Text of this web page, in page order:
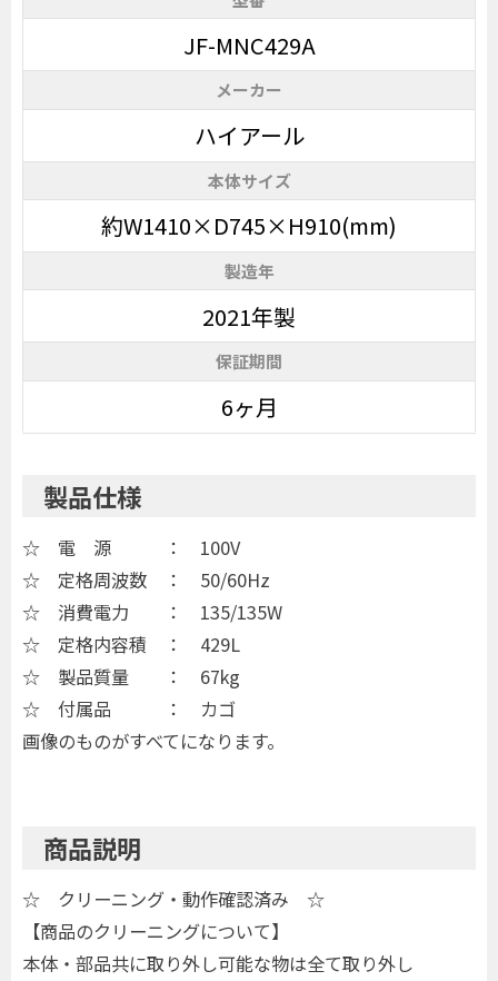
JF-MNC429A
メーカー
ハイアール
本体サイズ
約W1410×D745×H910(mm)
製造年
2021年製
保証期間
6ヶ月
製品仕様
☆ 電 源 ： 100V
☆ 定格周波数 ： 50/60Hz
☆ 消費電力 ： 135/135W
☆ 定格内容積 ： 429L
☆ 製品質量 ： 67kg
☆ 付属品 ： カゴ
画像のものがすべてになります。
商品説明
☆ クリーニング・動作確認済み ☆
【商品のクリーニングについて】
本体・部品共に取り外し可能な物は全て取り外し